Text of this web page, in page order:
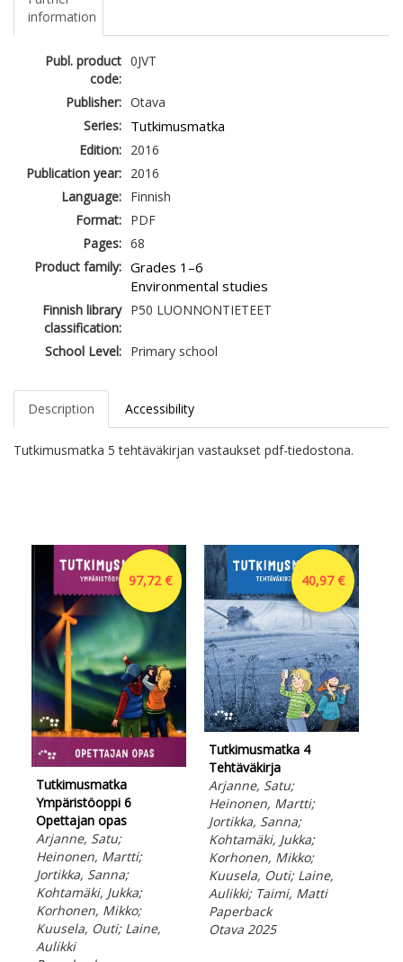
information
Publ. product
code:
0JVT
Publisher: Otava
Series: Tutkimusmatka
Edition: 2016
Publication year: 2016
Language: Finnish
Format: PDF
Pages: 68
Product family: Grades 1–6
Environmental studies
Finnish library
classification:
P50 LUONNONTIETEET
School Level: Primary school
Description Accessibility
Tutkimusmatka 5 tehtäväkirjan vastaukset pdf-tiedostona.
97,72 €
Tutkimusmatka
Ympäristöoppi 6
Opettajan opas
Arjanne, Satu;
Heinonen, Martti;
Jortikka, Sanna;
Kohtamäki, Jukka;
Korhonen, Mikko;
Kuusela, Outi; Laine,
Aulikki
40,97 €
Tutkimusmatka 4
Tehtäväkirja
Arjanne, Satu;
Heinonen, Martti;
Jortikka, Sanna;
Kohtamäki, Jukka;
Korhonen, Mikko;
Kuusela, Outi; Laine,
Aulikki; Taimi, Matti
Paperback
Otava 2025